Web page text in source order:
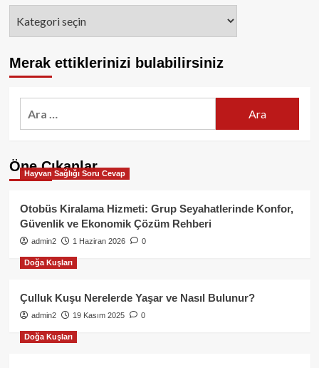
Merak ettiklerinizi bulabilirsiniz
Öne Çıkanlar
Hayvan Sağlığı Soru Cevap
Otobüs Kiralama Hizmeti: Grup Seyahatlerinde Konfor,
Güvenlik ve Ekonomik Çözüm Rehberi
admin2 1 Haziran 2026 0
Doğa Kuşları
Çulluk Kuşu Nerelerde Yaşar ve Nasıl Bulunur?
admin2 19 Kasım 2025 0
Doğa Kuşları